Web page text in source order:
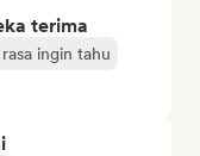
terima
ingin tahu